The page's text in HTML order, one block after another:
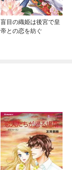
盲目の織姫は後宮で皇
帝との恋を紡ぐ